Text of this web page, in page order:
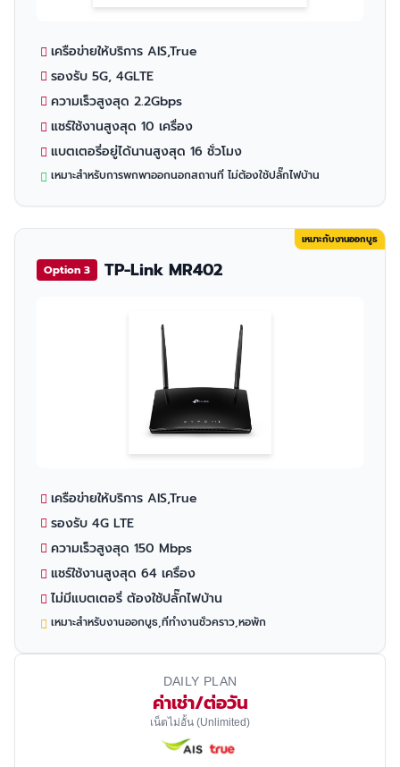
เครือข่ายให้บริการ AIS,True
รองรับ 5G, 4GLTE
ความเร็วสูงสุด 2.2Gbps
แชร์ใช้งานสูงสุด 10 เครื่อง
แบตเตอรี่อยู่ได้นานสูงสุด 16 ชั่วโมง
เหมาะสำหรับการพกพาออกนอกสถานที่ ไม่ต้องใช้ปลั๊กไฟบ้าน
เหมาะกับงานออกบูธ
Option 3 TP-Link MR402
เครือข่ายให้บริการ AIS,True
รองรับ 4G LTE
ความเร็วสูงสุด 150 Mbps
แชร์ใช้งานสูงสุด 64 เครื่อง
ไม่มีแบตเตอรี่ ต้องใช้ปลั๊กไฟบ้าน
เหมาะสำหรับงานออกบูธ,ที่ทำงานชั่วคราว,หอพัก
DAILY PLAN
ค่าเช่า/ต่อวัน
เน็ตไม่อั้น (Unlimited)